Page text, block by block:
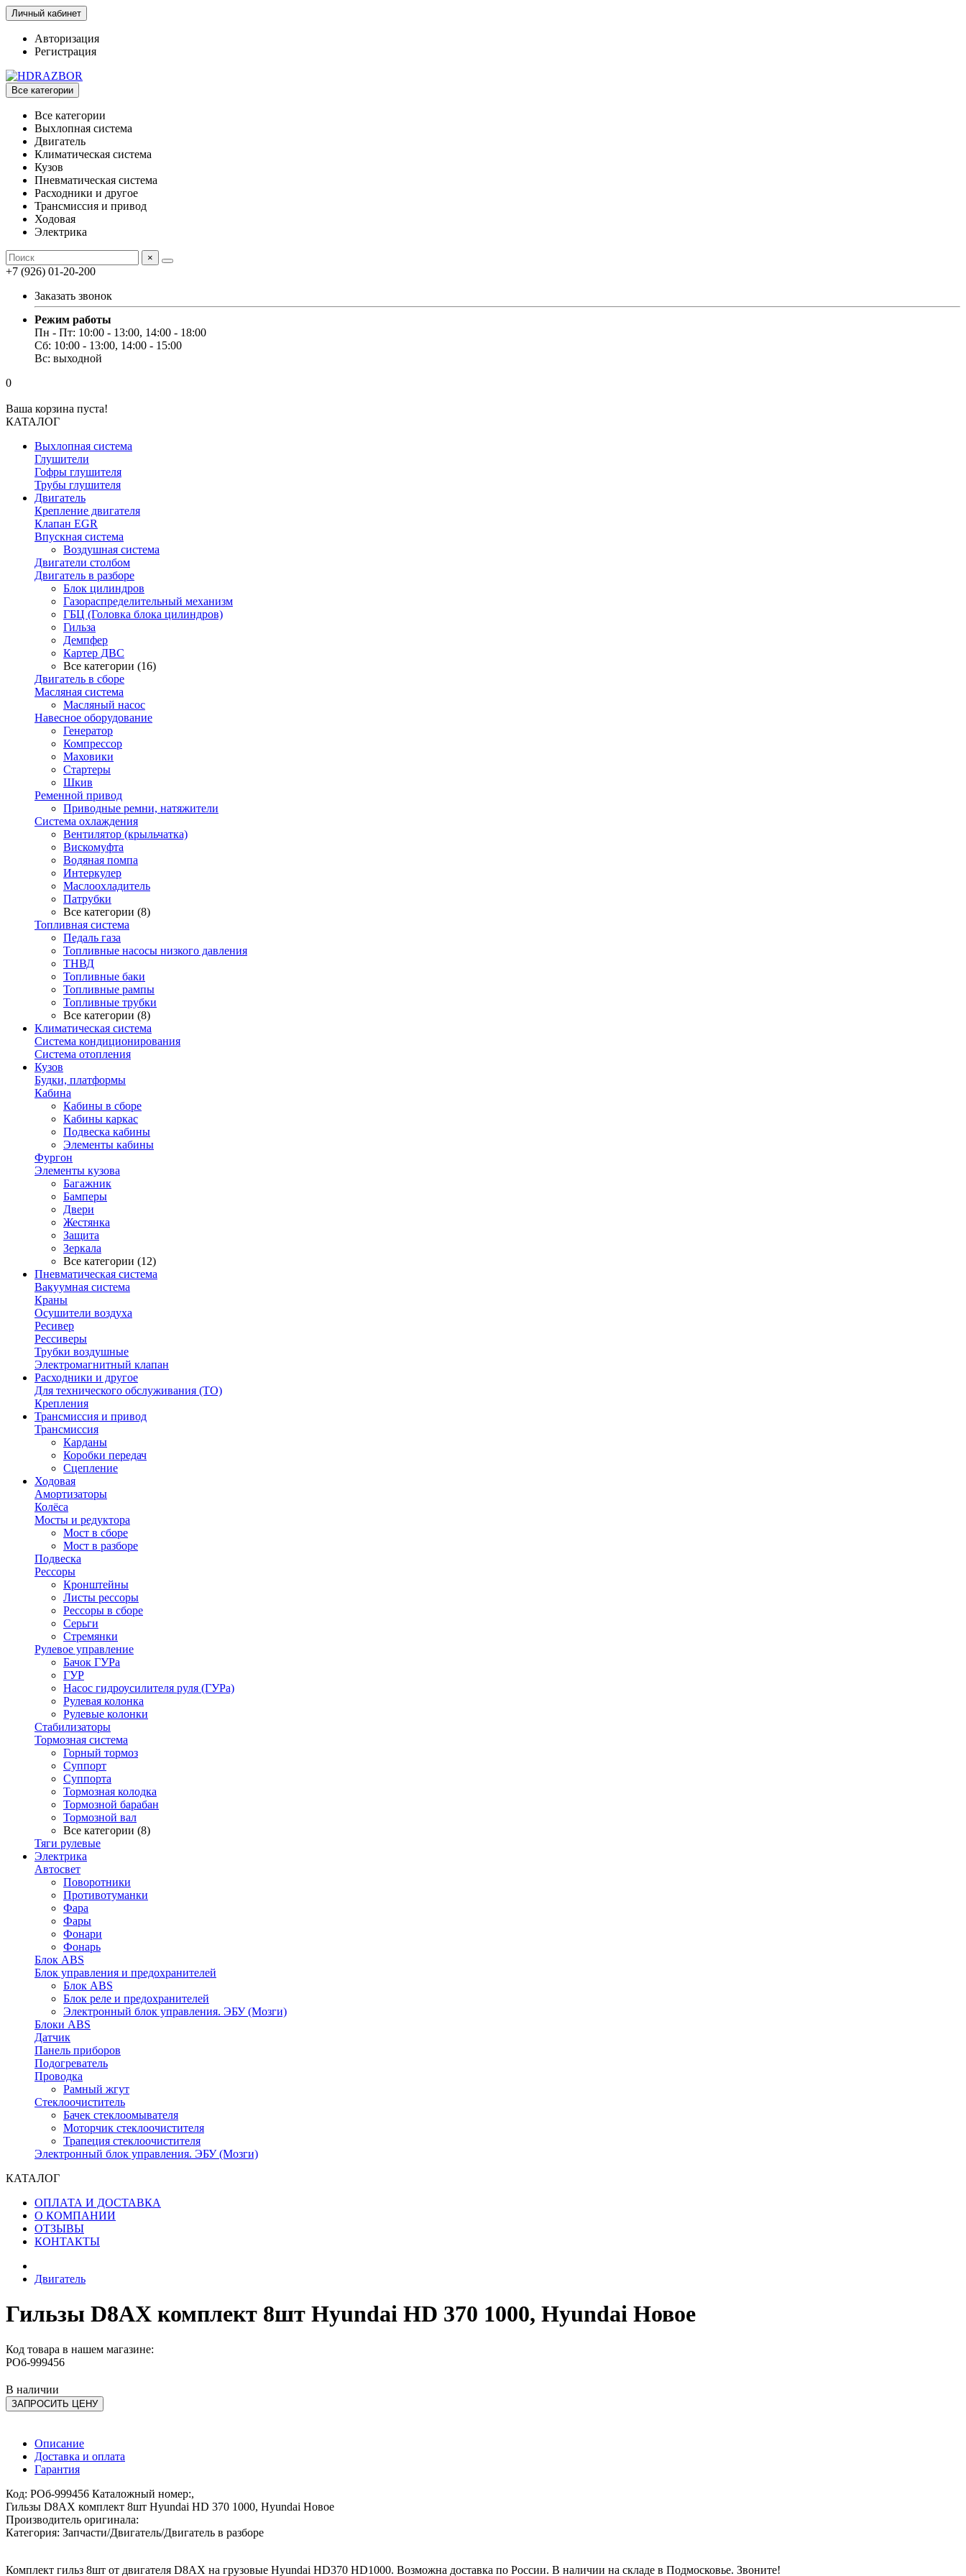
Личный кабинет
Авторизация
Регистрация
Все категории
Все категории
Выхлопная система
Двигатель
Климатическая система
Кузов
Пневматическая система
Расходники и другое
Трансмиссия и привод
Ходовая
Электрика
×
+7 (926) 01-20-200
Заказать звонок
Режим работы
Пн - Пт: 10:00 - 13:00, 14:00 - 18:00
Сб: 10:00 - 13:00, 14:00 - 15:00
Вс: выходной
0
Ваша корзина пуста!
КАТАЛОГ
Выхлопная система
Глушители
Гофры глушителя
Трубы глушителя
Двигатель
Крепление двигателя
Клапан EGR
Впускная система
Воздушная система
Двигатели столбом
Двигатель в разборе
Блок цилиндров
Газораспределительный механизм
ГБЦ (Головка блока цилиндров)
Гильза
Демпфер
Картер ДВС
Все категории (16)
Двигатель в сборе
Масляная система
Масляный насос
Навесное оборудование
Генератор
Компрессор
Маховики
Стартеры
Шкив
Ременной привод
Приводные ремни, натяжители
Система охлаждения
Вентилятор (крыльчатка)
Вискомуфта
Водяная помпа
Интеркулер
Маслоохладитель
Патрубки
Все категории (8)
Топливная система
Педаль газа
Топливные насосы низкого давления
ТНВД
Топливные баки
Топливные рампы
Топливные трубки
Все категории (8)
Климатическая система
Система кондиционирования
Система отопления
Кузов
Будки, платформы
Кабина
Кабины в сборе
Кабины каркас
Подвеска кабины
Элементы кабины
Фургон
Элементы кузова
Багажник
Бамперы
Двери
Жестянка
Защита
Зеркала
Все категории (12)
Пневматическая система
Вакуумная система
Краны
Осушители воздуха
Ресивер
Рессиверы
Трубки воздушные
Электромагнитный клапан
Расходники и другое
Для технического обслуживания (ТО)
Крепления
Трансмиссия и привод
Трансмиссия
Карданы
Коробки передач
Сцепление
Ходовая
Амортизаторы
Колёса
Мосты и редуктора
Мост в сборе
Мост в разборе
Подвеска
Рессоры
Кронштейны
Листы рессоры
Рессоры в сборе
Серьги
Стремянки
Рулевое управление
Бачок ГУРа
ГУР
Насос гидроусилителя руля (ГУРа)
Рулевая колонка
Рулевые колонки
Стабилизаторы
Тормозная система
Горный тормоз
Суппорт
Суппорта
Тормозная колодка
Тормозной барабан
Тормозной вал
Все категории (8)
Тяги рулевые
Электрика
Автосвет
Поворотники
Противотуманки
Фара
Фары
Фонари
Фонарь
Блок ABS
Блок управления и предохранителей
Блок ABS
Блок реле и предохранителей
Электронный блок управления. ЭБУ (Мозги)
Блоки ABS
Датчик
Панель приборов
Подогреватель
Проводка
Рамный жгут
Стеклоочиститель
Бачек стеклоомывателя
Моторчик стеклоочистителя
Трапеция стеклоочистителя
Электронный блок управления. ЭБУ (Мозги)
КАТАЛОГ
ОПЛАТА И ДОСТАВКА
О КОМПАНИИ
ОТЗЫВЫ
КОНТАКТЫ
Двигатель
Гильзы D8AX комплект 8шт Hyundai HD 370 1000, Hyundai Новое
Код товара в нашем магазине:
РОб-999456
В наличии
ЗАПРОСИТЬ ЦЕНУ
Описание
Доставка и оплата
Гарантия
Код: РОб-999456 Каталожный номер:,
Гильзы D8AX комплект 8шт Hyundai HD 370 1000, Hyundai Новое
Производитель оригинала:
Категория: Запчасти/Двигатель/Двигатель в разборе
Комплект гильз 8шт от двигателя D8AX на грузовые Hyundai HD370 HD1000. Возможна доставка по России. В наличии на складе в Подмосковье. Звоните!